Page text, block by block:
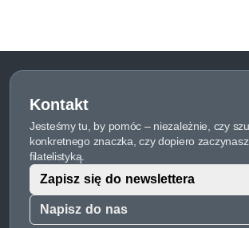
Kontakt
Jesteśmy tu, by pomóc – niezależnie, czy
konkretnego znaczka, czy dopiero
filatelistyką.
Napisz do nas
Zapisz się do newslettera